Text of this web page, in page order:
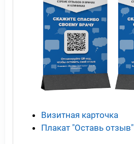
Визитная карточка
Плакат "Оставь отзыв"